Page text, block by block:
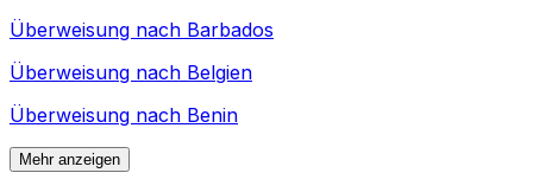
Überweisung nach Barbados
Überweisung nach Belgien
Überweisung nach Benin
Mehr anzeigen